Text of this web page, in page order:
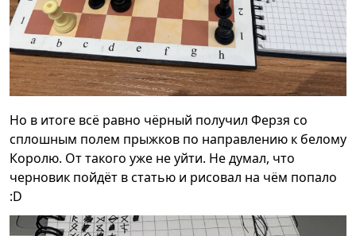
Но в итоге всё равно чёрный получил Ферзя со
сплошным полем прыжков по направлению к белому
Королю. От такого уже не уйти. Не думал, что
черновик пойдёт в статью и рисовал на чём попало
:D